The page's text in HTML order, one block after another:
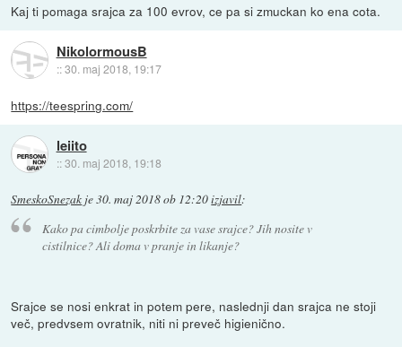
Kaj ti pomaga srajca za 100 evrov, ce pa si zmuckan ko ena cota.
NikolormousB
::30. maj 2018, 19:17
https://teespring.com/
leiito
::30. maj 2018, 19:18
SmeskoSnezak je30. maj 2018 ob 12:20izjavil:
Kako pa cimbolje poskrbite za vase srajce? Jih nosite v
cistilnice? Ali doma v pranje in likanje?
Srajce se nosi enkrat in potem pere, naslednji dan srajca ne stoji
več, predvsem ovratnik, niti ni preveč higienično.